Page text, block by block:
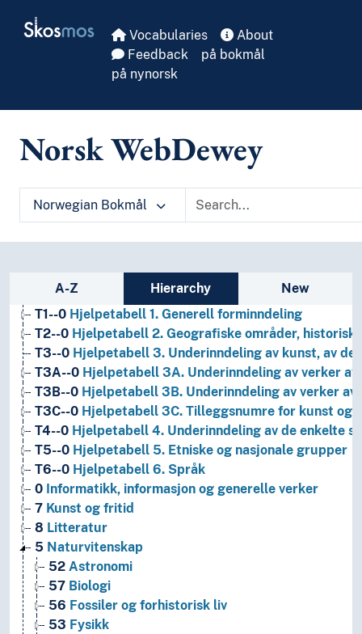
Skosmos Vocabularies
About
Feedback
på bokmål
på nynorsk
Norsk WebDewey
Norwegian Bokmål
Sidebar listing: list and traverse
A-Z Hierarchy New
Filosofi og psykologi
Historie og geografi
T1--0 Hjelpetabell 1. Generell forminndeling
T2--0 Hjelpetabell 2. Geografiske områder,
T3--0 Hjelpetabell 3. Underinndeling av kunst, av
T3A--0 Hjelpetabell 3A. Underinndeling av verker
T3B--0 Hjelpetabell 3B. Underinndeling av verker
T3C--0 Hjelpetabell 3C. Tilleggsnumre for kunst og
T4--0 Hjelpetabell 4. Underinndeling av de enkelte
T5--0 Hjelpetabell 5. Etniske og nasjonale grupper
T6--0 Hjelpetabell 6. Språk
0 Informatikk, informasjon og generelle verker
7 Kunst og fritid
8 Litteratur
5 Naturvitenskap
52 Astronomi
57 Biologi
56 Fossiler og forhistorisk liv
53 Fysikk